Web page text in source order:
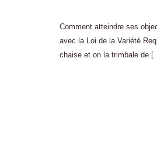
Comment atteindre ses
avec la Loi de la Variété
chaise et on la trimbale de